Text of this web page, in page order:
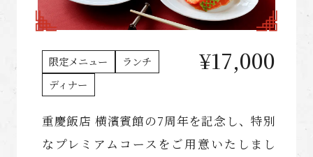
限定メニュー
ランチ
ディナー
¥17,000
重慶飯店 横濱賓館の7周年を記念し、特別
なプレミアムコースをご用意いたしまし